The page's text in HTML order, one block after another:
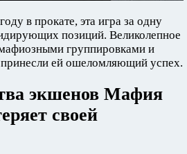
в прокате, эта игра за одну
позиций. Великолепное
группировками и
ей ошеломляющий успех.
экшенов Мафия
своей